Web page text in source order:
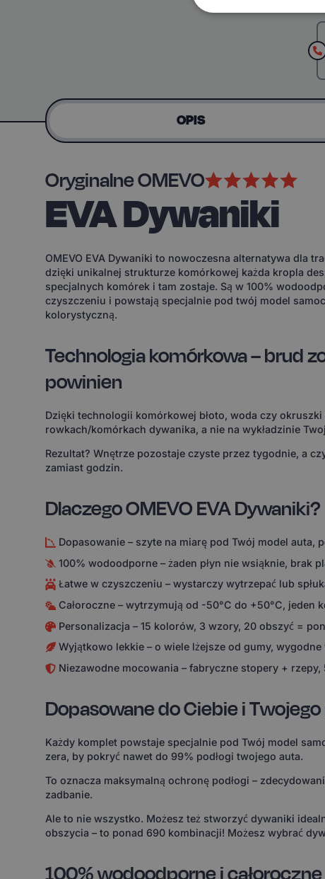
OPIS
Oryginalne OMEVO
EVA Dywaniki
OMEVO EVA Dywaniki to nowoczesna alternatywa dla
dzięki unikalnej strukturze komórkowej każda kropla
specjalnych komórek i tam zostaje. Są w 100%
czyszczeniu i powstają specjalnie pod twój model
kolorystyczną.
Technologia komórkowa – brud
powinien
Dzięki technologii komórkowej błoto, woda czy
rowkach/komórkach dywanika, a nie na wykładzinie
Rezultat? Wnętrze pozostaje czyste przez tygodnie, a
zamiast godzin.
Dlaczego OMEVO EVA Dywaniki?
Dopasowanie – szyte na miarę pod Twój model auta,
100% wodoodporne – żaden płyn nie wsiąknie, brak
Łatwe w czyszczeniu – wystarczy wytrzepać lub
Całoroczne – wytrzymują od -50°C do +50°C, jeden
Personalizacja – 15 kolorów, 3 wzory, 20 obszyć =
Wyjątkowo lekkie – o wiele lżejsze od gumy,
Niezawodne mocowania – fabryczne stopery +
Dopasowane do Ciebie i
Każdy komplet powstaje specjalnie pod Twój model
zera, by pokryć nawet do 99% podłogi twojego auta.
To oznacza maksymalną ochronę podłogi –
zadbanie.
Ale to nie wszystko. Możesz też stworzyć dywaniki
obszycia – to ponad 690 kombinacji! Możesz wybrać